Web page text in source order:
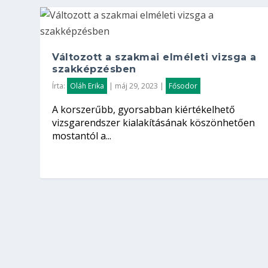
Változott a szakmai elméleti vizsga a
szakképzésben
Írta: Oláh Erika | máj 29, 2023 | Fősodor
A korszerűbb, gyorsabban kiértékelhető
vizsgarendszer kialakításának köszönhetően
mostantól a...